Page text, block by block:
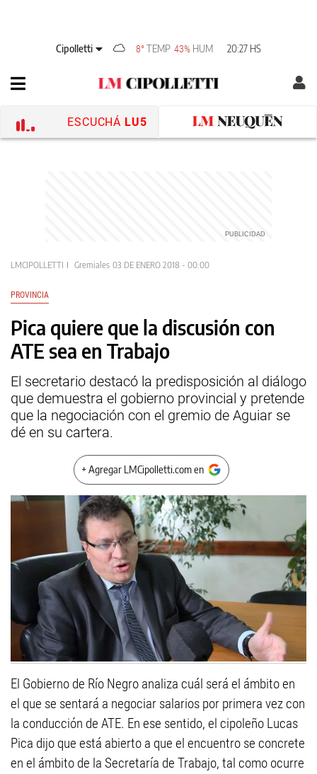
Cipolletti 8° TEMP 43% HUM 20:27 HS
ESCUCHÁ LU5
LMCIPOLLETTI Gremiales 03 DE ENERO 2018 - 00:00
PROVINCIA
Pica quiere que la discusión con
ATE sea en Trabajo
El secretario destacó la predisposición al diálogo
que demuestra el gobierno provincial y pretende
que la negociación con el gremio de Aguiar se
dé en su cartera.
+ Agregar LMCipolletti.com en
El Gobierno de Río Negro analiza cuál será el ámbito en
el que se sentará a negociar salarios por primera vez con
la conducción de ATE. En ese sentido, el cipoleño Lucas
Pica dijo que está abierto a que el encuentro se concrete
en el ámbito de la Secretaría de Trabajo, tal como ocurre